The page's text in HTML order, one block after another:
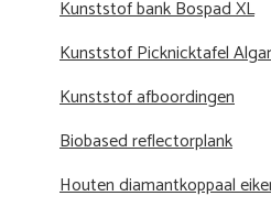
Kunststof bank Bospad XL
Kunststof Picknicktafel
Kunststof afboordingen
Biobased reflectorplank
Houten diamantkoppaal